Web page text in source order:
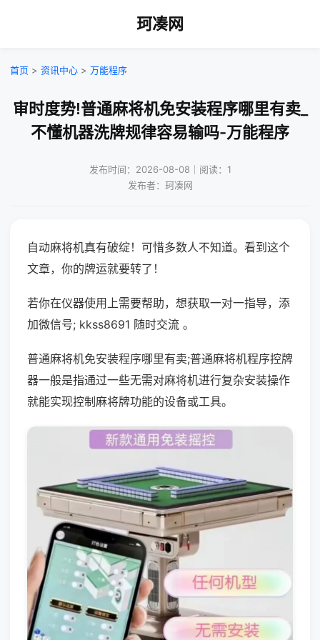
珂凑网
首页 > 资讯中心 > 万能程序
审时度势!普通麻将机免安装程序哪里有卖_
不懂机器洗牌规律容易输吗-万能程序
发布时间：2026-08-08｜阅读：1
发布者：珂凑网
自动麻将机真有破绽！可惜多数人不知道。看到这个
文章，你的牌运就要转了！
若你在仪器使用上需要帮助，想获取一对一指导，添
加微信号; kkss8691 随时交流 。
普通麻将机免安装程序哪里有卖;普通麻将机程序控牌
器一般是指通过一些无需对麻将机进行复杂安装操作
就能实现控制麻将牌功能的设备或工具。